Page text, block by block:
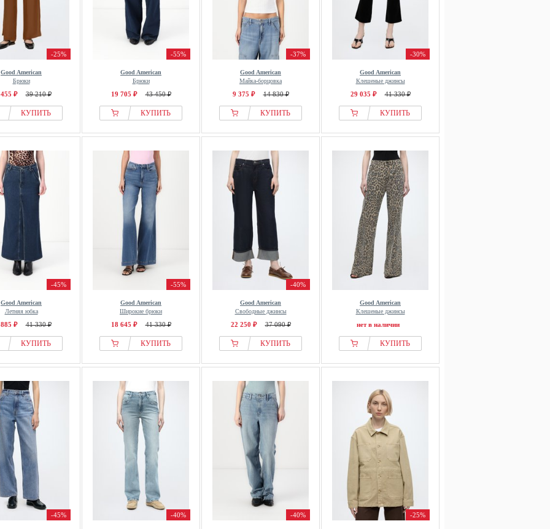
-25%
Good American
Брюки
₽ 39 210 ₽
КУПИТЬ
-55%
Good American
Брюки
19 705 ₽ 43 450 ₽
КУПИТЬ
-37%
Good American
Майка-борцовка
9 375 ₽ 14 830 ₽
КУПИТЬ
-30%
Good American
Клешеные джинсы
29 035 ₽ 41 330 ₽
КУПИТЬ
-45%
Good American
Летняя юбка
₽ 41 330 ₽
КУПИТЬ
-55%
Good American
Широкие брюки
18 645 ₽ 41 330 ₽
КУПИТЬ
-40%
Good American
Свободные джинсы
22 250 ₽ 37 090 ₽
КУПИТЬ
Good American
Клешеные джинсы
нет в наличии
КУПИТЬ
-45% -40% -40% -25%